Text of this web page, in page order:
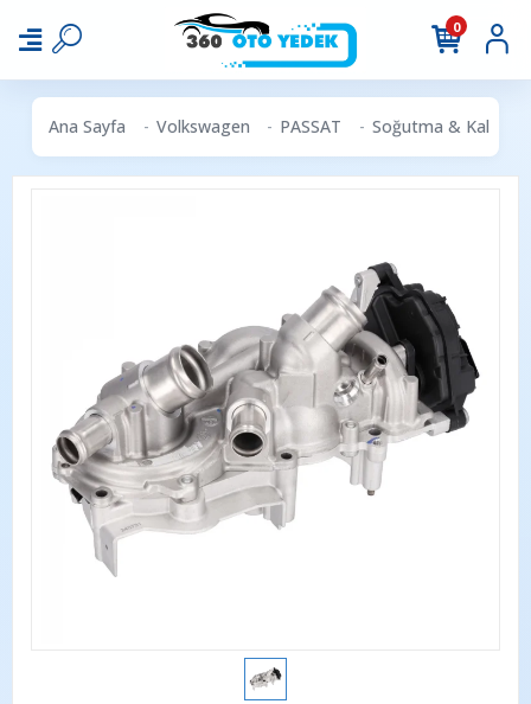
0
Ana Sayfa Volkswagen PASSAT Soğutma & Kalorifer